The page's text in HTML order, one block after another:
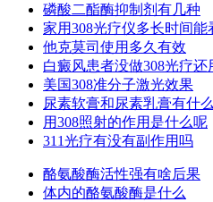
磷酸二酯酶抑制剂有几种
家用308光疗仪多长时间能
他克莫司使用多久有效
白癜风患者没做308光疗
美国308准分子激光效果
尿素软膏和尿素乳膏有什
用308照射的作用是什么呢
311光疗有没有副作用吗
酪氨酸酶活性强有啥后果
体内的酪氨酸酶是什么